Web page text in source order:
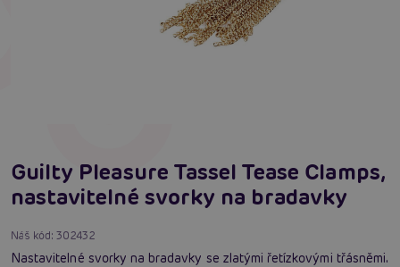
Guilty Pleasure Tassel Tease Clamps,
nastavitelné svorky na bradavky
Náš kód:302432
Nastavitelné svorky na bradavky se zlatými řetízkovými třásněmi.